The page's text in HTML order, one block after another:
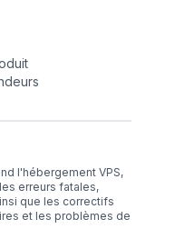
l'hébergement VPS,
erreurs fatales,
que les correctifs
et les problèmes de